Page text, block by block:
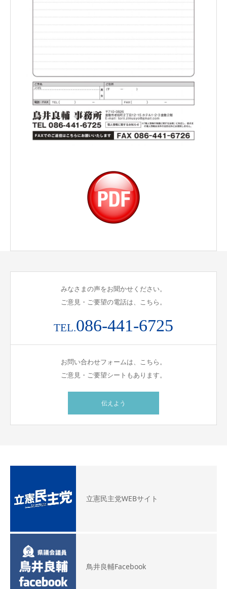
みなさまの声をお聞かせください。
ご意見・ご要望の電話は、こちら。
TEL.086-441-6725
お問い合わせフォームは、こちら。
ご意見・ご要望シートもあります。
伝えよう
立憲民主党WEBサイト
鳥井良輔Facebook